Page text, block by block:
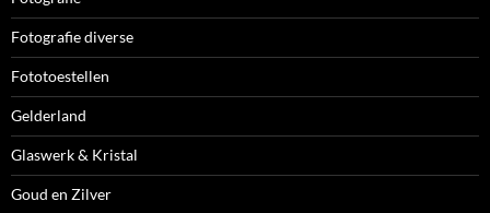
Fotografie diverse
Fototoestellen
Gelderland
Glaswerk & Kristal
Goud en Zilver